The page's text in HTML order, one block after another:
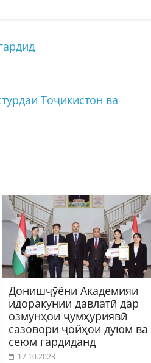
Тоҷикистон ва
Донишҷӯёни Академияи
идоракунии давлатӣ дар
озмунҳои ҷумҳуриявӣ
сазовори ҷойҳои дуюм ва
сеюм гардиданд
17.10.2023